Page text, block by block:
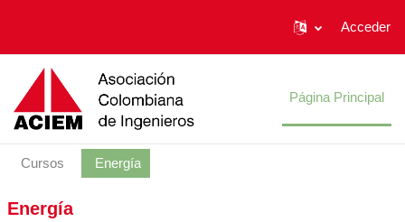
Acceder
Página Principal
Cursos Energía
Energía